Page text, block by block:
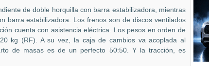
de doble horquilla con barra estabilizadora, mientras
barra estabilizadora. Los frenos son de discos ventilados
cuenta con asistencia eléctrica. Los pesos en orden de
kg (RF). A su vez, la caja de cambios va acoplada al
de masas es de un perfecto 50:50. Y la tracción, es